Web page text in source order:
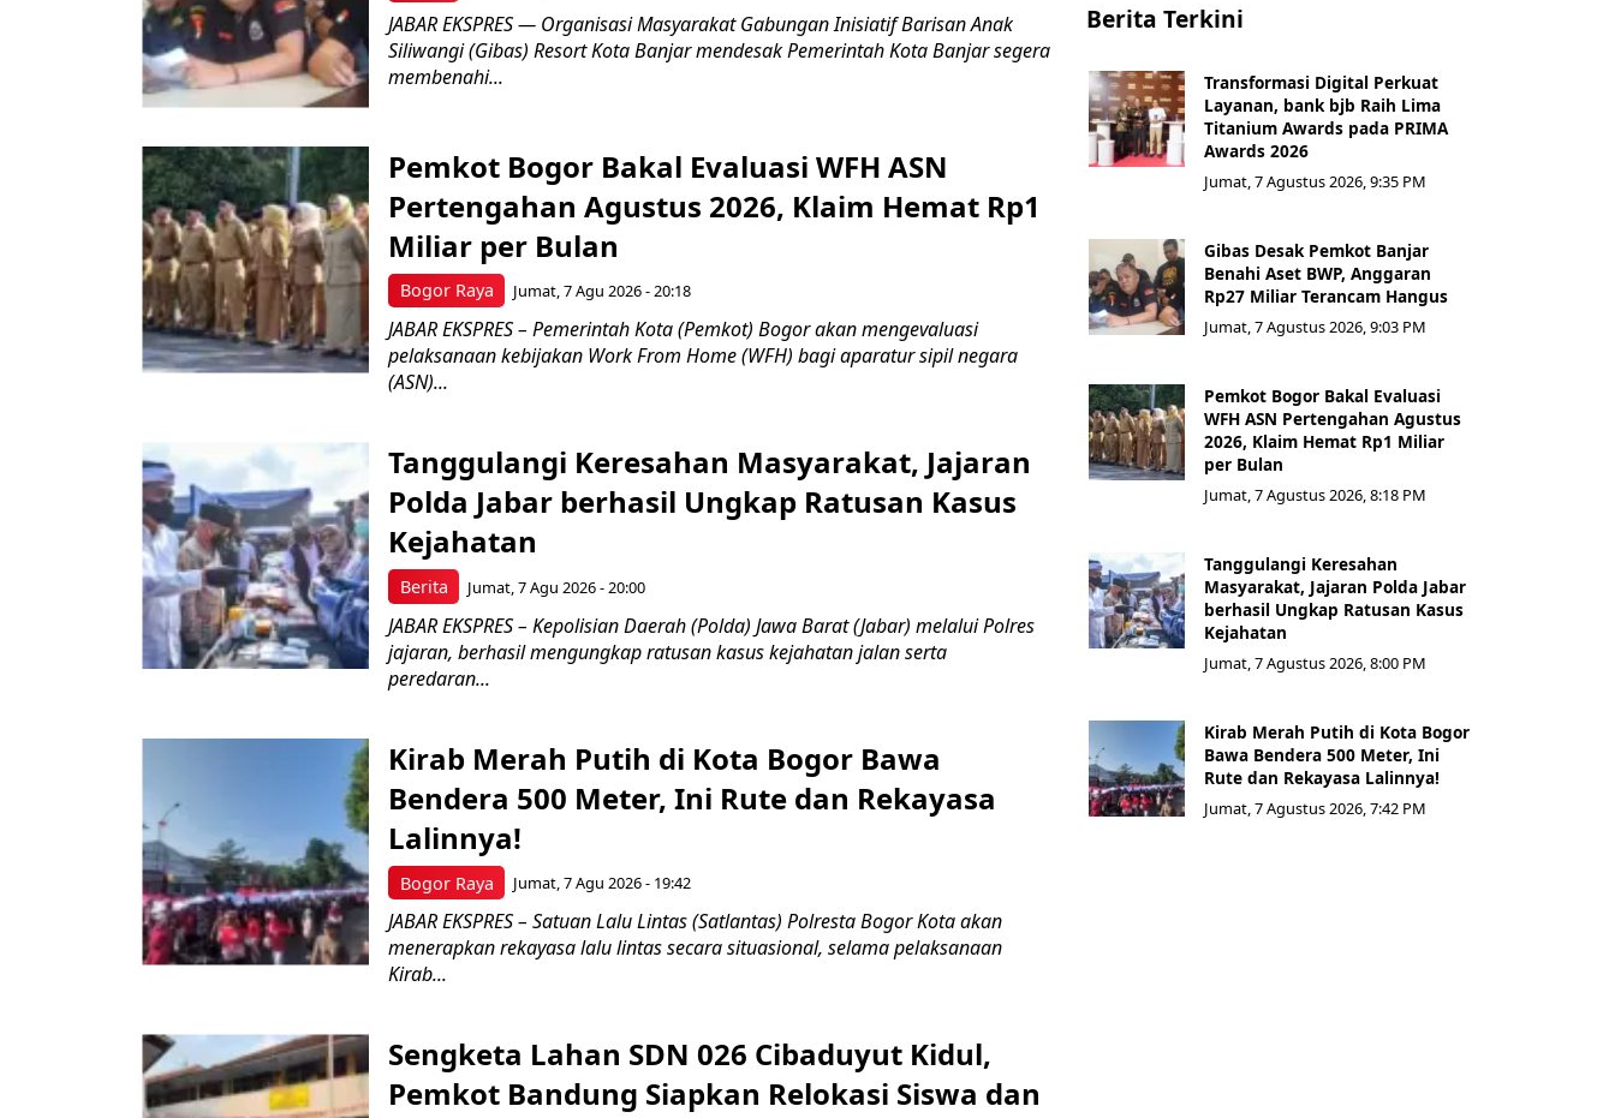
JABAR EKSPRES — Organisasi Masyarakat Gabungan Inisiatif Barisan Anak
Siliwangi (Gibas) Resort Kota Banjar mendesak Pemerintah Kota Banjar segera
membenahi...
Bogor Raya
Pemkot Bogor Bakal Evaluasi WFH ASN
Pertengahan Agustus 2026, Klaim Hemat Rp1
Miliar per Bulan
Jumat, 7 Agu 2026 - 20:18
JABAR EKSPRES – Pemerintah Kota (Pemkot) Bogor akan mengevaluasi
pelaksanaan kebijakan Work From Home (WFH) bagi aparatur sipil negara
(ASN)...
Berita
Tanggulangi Keresahan Masyarakat, Jajaran
Polda Jabar berhasil Ungkap Ratusan Kasus
Kejahatan
Jumat, 7 Agu 2026 - 20:00
JABAR EKSPRES – Kepolisian Daerah (Polda) Jawa Barat (Jabar) melalui Polres
jajaran, berhasil mengungkap ratusan kasus kejahatan jalan serta
peredaran...
Bogor Raya
Kirab Merah Putih di Kota Bogor Bawa
Bendera 500 Meter, Ini Rute dan Rekayasa
Lalinnya!
Jumat, 7 Agu 2026 - 19:42
JABAR EKSPRES – Satuan Lalu Lintas (Satlantas) Polresta Bogor Kota akan
menerapkan rekayasa lalu lintas secara situasional, selama pelaksanaan
Kirab...
Sengketa Lahan SDN 026 Cibaduyut Kidul,
Pemkot Bandung Siapkan Relokasi Siswa dan
Berita Terkini
Transformasi Digital Perkuat
Layanan, bank bjb Raih Lima
Titanium Awards pada PRIMA
Awards 2026
Jumat, 7 Agustus 2026, 9:35 PM
Gibas Desak Pemkot Banjar
Benahi Aset BWP, Anggaran
Rp27 Miliar Terancam Hangus
Jumat, 7 Agustus 2026, 9:03 PM
Pemkot Bogor Bakal Evaluasi
WFH ASN Pertengahan Agustus
2026, Klaim Hemat Rp1 Miliar
per Bulan
Jumat, 7 Agustus 2026, 8:18 PM
Tanggulangi Keresahan
Masyarakat, Jajaran Polda Jabar
berhasil Ungkap Ratusan Kasus
Kejahatan
Jumat, 7 Agustus 2026, 8:00 PM
Kirab Merah Putih di Kota Bogor
Bawa Bendera 500 Meter, Ini
Rute dan Rekayasa Lalinnya!
Jumat, 7 Agustus 2026, 7:42 PM